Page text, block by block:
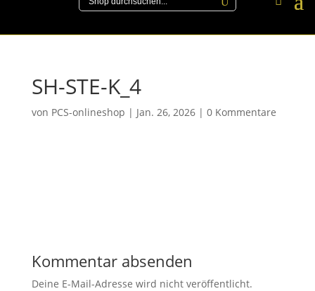
SH-STE-K_4
von PCS-onlineshop | Jan. 26, 2026| 0 Kommentare
Kommentar absenden
Deine E-Mail-Adresse wird nicht veröffentlicht.